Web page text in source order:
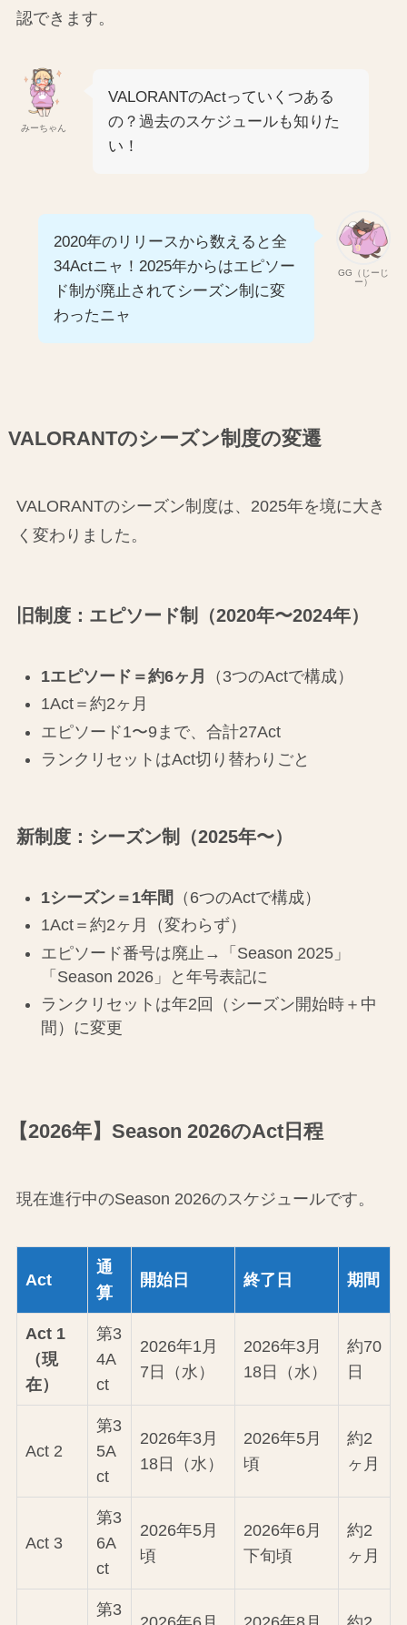
認できます。
みーちゃん
VALORANTのActっていくつある
の？過去のスケジュールも知りた
い！
GG（じーじ
ー）
2020年のリリースから数えると全
34Actニャ！2025年からはエピソー
ド制が廃止されてシーズン制に変
わったニャ
VALORANTのシーズン制度の変遷
VALORANTのシーズン制度は、2025年を境に大き
く変わりました。
旧制度：エピソード制（2020年〜2024年）
1エピソード＝約6ヶ月
（3つのActで構成）
1Act＝約2ヶ月
エピソード1〜9まで、合計27Act
ランクリセットはAct切り替わりごと
新制度：シーズン制（2025年〜）
1シーズン＝1年間 （6つのActで構成）
1Act＝約2ヶ月（変わらず）
エピソード番号は廃止→「Season 2025」
「Season 2026」と年号表記に
ランクリセットは年2回（シーズン開始時＋中
間）に変更
【2026年】Season 2026のAct日程
現在進行中のSeason 2026のスケジュールです。
Act
通
算
開始日 終了日 期間
Act 1
（現
在）
第3
4A
ct
2026年1月
7日（水）
2026年3月
18日（水）
約70
日
Act 2
第3
5A
ct
2026年3月
18日（水）
2026年5月
頃
約2
ヶ月
Act 3
第3
6A
ct
2026年5月
頃
2026年6月
下旬頃
約2
ヶ月
第3